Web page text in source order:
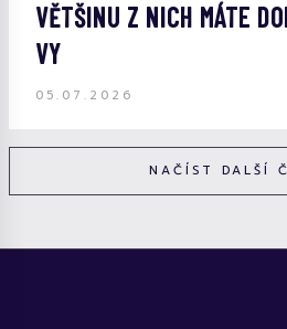
VĚTŠINU Z NICH MÁTE
VY
05.07.2026
NAČÍST DALŠÍ